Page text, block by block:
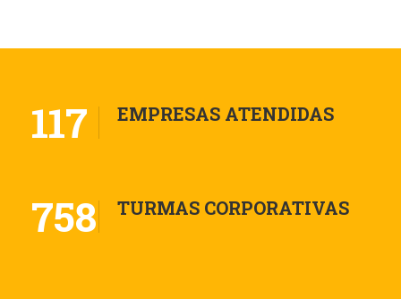
117 EMPRESAS ATENDIDAS
758 TURMAS CORPORATIVAS